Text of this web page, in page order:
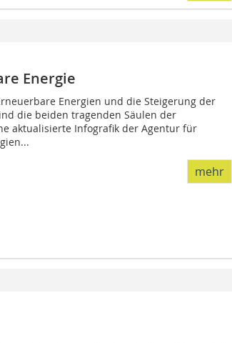
Energie
Energien und die Steigerung der
die beiden tragenden Säulen der
aktualisierte Infografik der Agentur für
mehr